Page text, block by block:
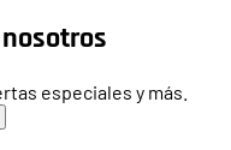
especiales y más.